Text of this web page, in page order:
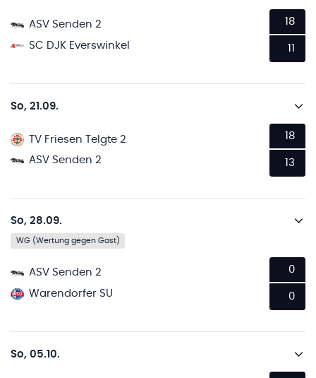
ASV Senden 2
SC DJK Everswinkel
18
11
So, 21.09.
TV Friesen Telgte 2
ASV Senden 2
18
13
So, 28.09.
WG (Wertung gegen Gast)
ASV Senden 2
Warendorfer SU
0
0
So, 05.10.